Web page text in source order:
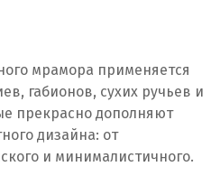
мрамора применяется
габионов, сухих ручьев и
прекрасно дополняют
дизайна: от
и минималистичного.